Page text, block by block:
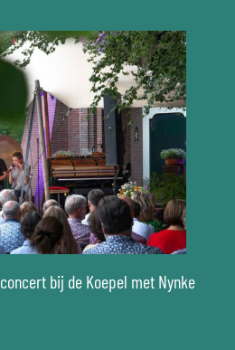
bij de Koepel met Nynke